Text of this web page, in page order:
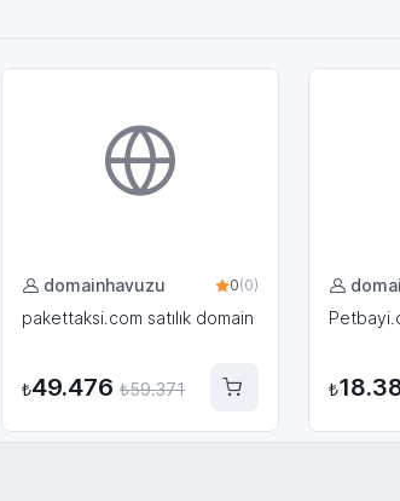
domainhavuzu 0(0)
pakettaksi.com satılık domain
₺49.476₺59.371 ₺